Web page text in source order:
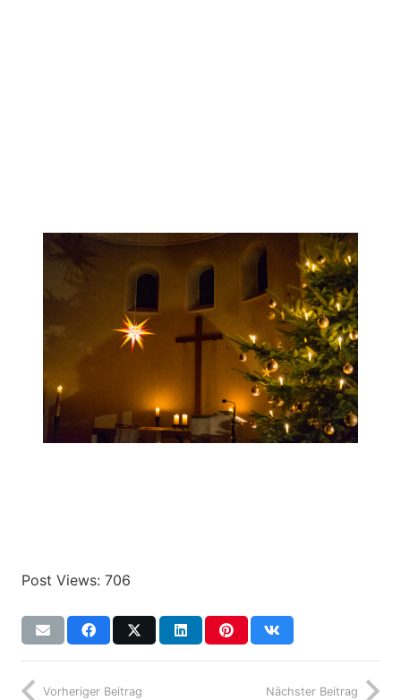
Post Views: 706
Vorheriger Beitrag Nächster Beitrag